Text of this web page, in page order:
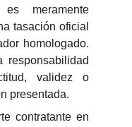
meramente
tasación oficial
homologado.
responsabilidad
validez o
presentada.
contratante en